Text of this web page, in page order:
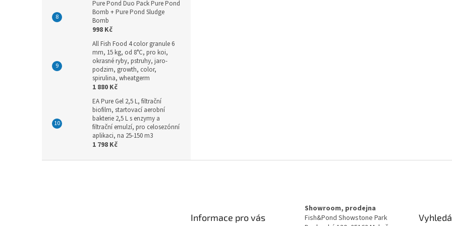
Pure Pond Duo Pack Pure Pond
Bomb + Pure Pond Sludge
Bomb
998 Kč
All Fish Food 4 color granule 6
mm, 15 kg, od 8°C, pro koi,
okrasné ryby, pstruhy, jaro-
podzim, growth, color,
spirulina, wheatgerm
1 880 Kč
EA Pure Gel 2,5 L, filtrační
biofilm, startovací aerobní
bakterie 2,5 L s enzymy a
filtrační emulzí, pro celosezónní
aplikaci, na 25-150 m3
1 798 Kč
Informace pro vás
Showroom, prodejna
Fish&Pond Showstone Park